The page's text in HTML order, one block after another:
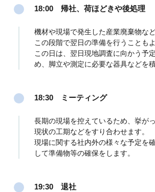
18:00 帰社、荷ほどきや後処理
機材や現場で発生した産業廃棄物な
この段階で翌日の準備を行うことも
この日は、翌日現地調査に向かう予
め、脚立や測定に必要な器具などを
18:30 ミーティング
長期の現場を控えているため、挙が
現状の工期などをすり合わせます。
現場に関する社内外の様々な予定を
して準備物等の確保をします。
19:30 退社